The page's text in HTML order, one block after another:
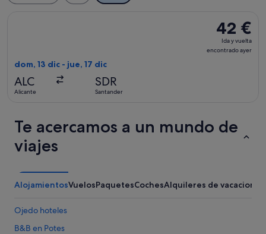
42 €
Ida
y
42 €
Ida y vuelta
encontrado ayer
dom, 13 dic - jue, 17 dic
ALC
Alicante
SDR
Santander
Te acercamos a un mundo de
viajes
AlojamientosVuelosPaquetesCochesAlquileres de vacaciones
Ojedo hoteles
B&B en Potes